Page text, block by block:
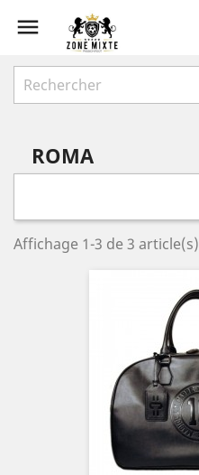

ROMA
Affichage 1-3 de 3 article(s)